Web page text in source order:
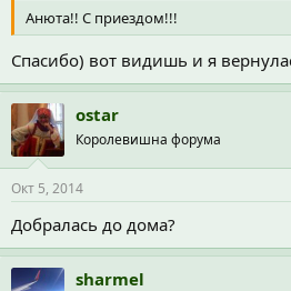
Анюта!! С приездом!!!
Спасибо) вот видишь и я
ostar
Королевишна форума
Окт 5, 2014
Добралась до дома?
sharmel